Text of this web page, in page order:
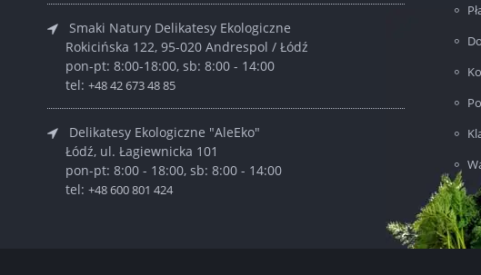
Smaki Natury Delikatesy Ekologiczne
Rokicińska 122, 95-020 Andrespol / Łódź
pon-pt: 8:00-18:00, sb: 8:00 - 14:00
tel: +48 42 673 48 85
Delikatesy Ekologiczne "AleEko"
Łódź, ul. Łagiewnicka 101
pon-pt: 8:00 - 18:00, sb: 8:00 - 14:00
tel: +48 600 801 424